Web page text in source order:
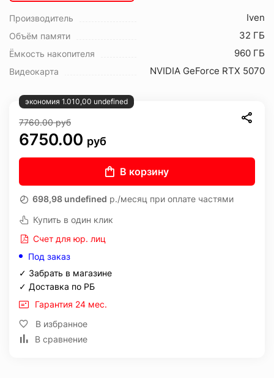
Производитель Iven
Объём памяти 32 ГБ
Ёмкость накопителя 960 ГБ
Видеокарта NVIDIA GeForce RTX 5070
экономия 1.010,00 undefined
7760.00руб
6750.00 руб
В корзину
698,98 undefined р./месяц при оплате частями
Купить в один клик
Счет для юр. лиц
Под заказ
✓ Забрать в магазине
✓ Доставка по РБ
Гарантия 24 мес.
В избранное
В сравнение